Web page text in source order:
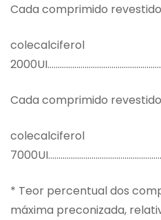
Cada comprimido
colecalciferol
Cada comprimido
colecalciferol
* Teor percentual dos
máxima preconizada,